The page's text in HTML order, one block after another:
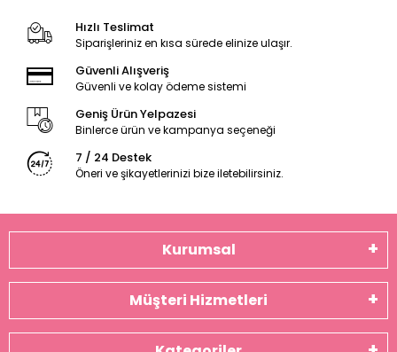
Hızlı Teslimat
Siparişleriniz en kısa sürede elinize ulaşır.
Güvenli Alışveriş
Güvenli ve kolay ödeme sistemi
Geniş Ürün Yelpazesi
Binlerce ürün ve kampanya seçeneği
7 / 24 Destek
Öneri ve şikayetlerinizi bize iletebilirsiniz.
Kurumsal
Müşteri Hizmetleri